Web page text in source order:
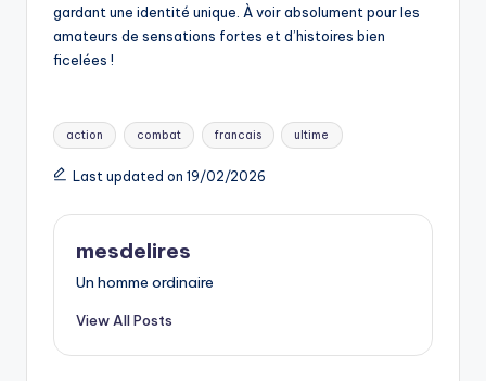
gardant une identité unique. À voir absolument pour les
amateurs de sensations fortes et d’histoires bien
ficelées !
Tags:
action combat francais ultime
Last updated on 19/02/2026
mesdelires
Un homme ordinaire
View All Posts